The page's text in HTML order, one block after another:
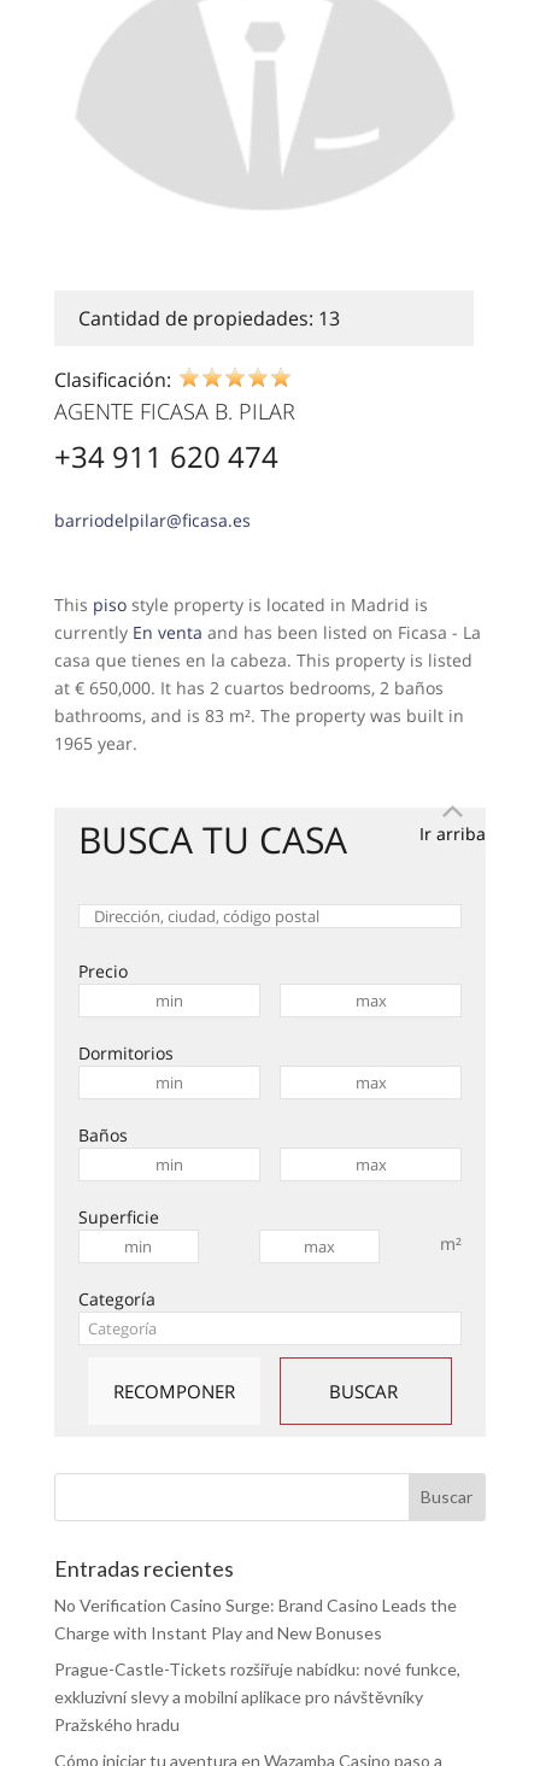
Cantidad de propiedades: 13
Clasificación:
AGENTE FICASA B. PILAR
+34 911 620 474
barriodelpilar@ficasa.es
This pisostyle property is located in Madrid is
currently En venta and has been listed on Ficasa - La
casa que tienes en la cabeza. This property is listed
at € 650,000. It has 2 сuartos bedrooms, 2 baños
bathrooms, and is 83 m². The property was built in
1965 year.
Ir arriba
BUSCA TU CASA
Precio
Dormitorios
Baños
Superficie
m²
Categoría
Entradas recientes
No Verification Casino Surge: Brand Casino Leads the
Charge with Instant Play and New Bonuses
Prague-Castle-Tickets rozšiřuje nabídku: nové funkce,
exkluzivní slevy a mobilní aplikace pro návštěvníky
Pražského hradu
Cómo iniciar tu aventura en Wazamba Casino paso a